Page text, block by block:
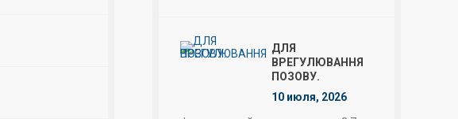
ДЛЯ
ВРЕГУЛЮВАННЯ
ПОЗОВУ.
10 июля, 2026